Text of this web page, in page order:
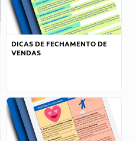
DICAS DE FECHAMENTO DE
VENDAS